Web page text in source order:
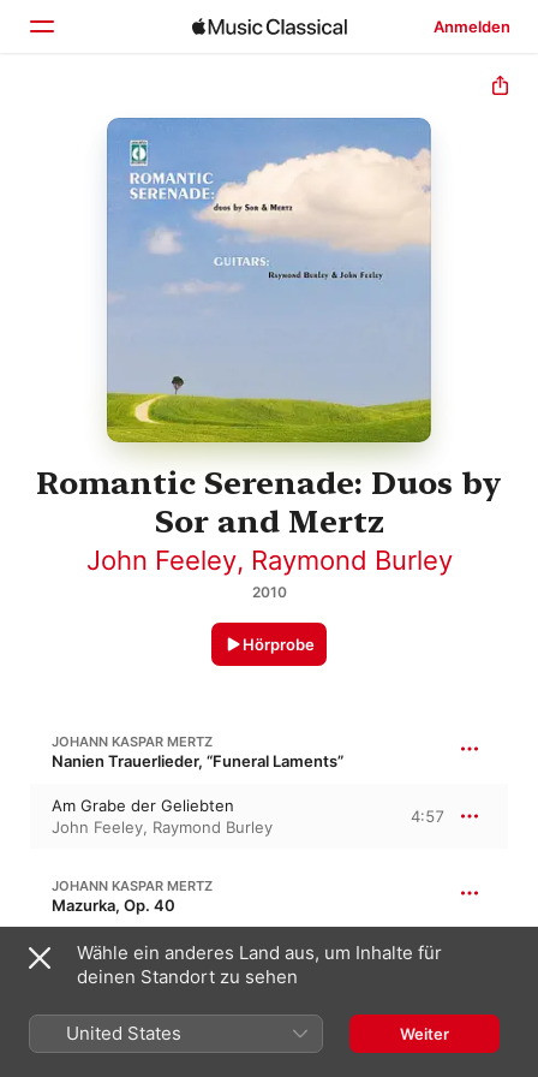
Anmelden
Startseite
Entdecken
Romantic Serenade: Duos by
Sor and Mertz
John Feeley, Raymond Burley
2010
Hörprobe
JOHANN KASPAR MERTZ
Nanien Trauerlieder, “Funeral Laments”
Am Grabe der Geliebten
John Feeley, Raymond Burley
4:57
JOHANN KASPAR MERTZ
Mazurka, Op. 40
Mazurka
Raymond Burley,John Feeley
4:05
JOHANN KASPAR MERTZ
Unruhe
Wähle ein anderes Land aus, um Inhalte für
deinen Standort zu sehen
United States Weiter